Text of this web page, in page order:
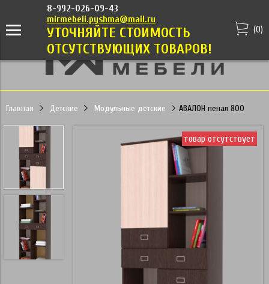
8-992-026-09-43
mirmebeli.pyshma@mail.ru
УТОЧНЯЙТЕ СТОИМОСТЬ
ОТСУТСТВУЮЩИХ ТОВАРОВ!
(0)
Главная Детские Модульные детские АВАЛОН пенал 800
товар отсутствует